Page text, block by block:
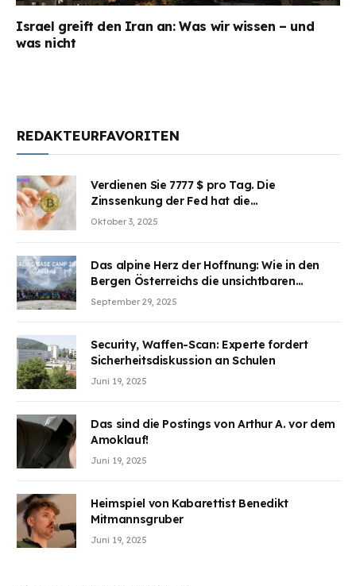
Israel greift den Iran an: Was wir wissen – und
was nicht
REDAKTEURFAVORITEN
Verdienen Sie 7777 $ pro Tag. Die
Zinssenkung der Fed hat die
Aufmerksamkeit des Marktes erregt.
Oktober 3, 2025
Das alpine Herz der Hoffnung: Wie in den
Bergen Österreichs die unsichtbaren
Wunden des Kriegesheilen
September 29, 2025
Security, Waffen-Scan: Experte fordert
Sicherheitsdiskussion an Schulen
Juni 19, 2025
Das sind die Postings von Arthur A. vor dem
Amoklauf!
Juni 19, 2025
Heimspiel von Kabarettist Benedikt
Mitmannsgruber
Juni 19, 2025